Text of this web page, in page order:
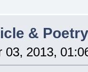
&
03, 2013,